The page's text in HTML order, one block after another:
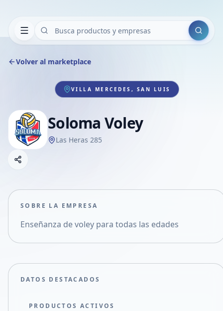
Buscar
Volver al marketplace
VILLA MERCEDES, SAN LUIS
Soloma Voley
Las Heras 285
Compartir empresa
Compartir en X
SOBRE LA EMPRESA
Enseñanza de voley para todas las edades
DATOS DESTACADOS
PRODUCTOS ACTIVOS